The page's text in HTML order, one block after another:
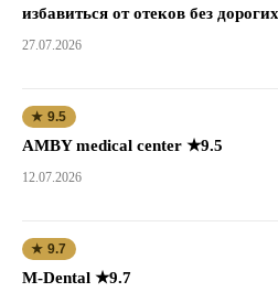
избавиться от отеков без
27.07.2026
★ 9.5
AMBY medical center ★9.5
12.07.2026
★ 9.7
M-Dental ★9.7